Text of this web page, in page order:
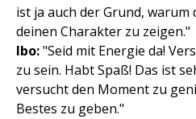
ist ja auch der Grund, warum
deinen Charakter zu zeigen."
Ibo:"Seid mit Energie da!
zu sein. Habt Spaß! Das ist
versucht den Moment zu
Bestes zu geben."